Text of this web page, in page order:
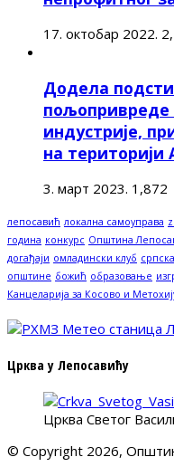
17. октобар 2022.
Додела
пољопривреде
индустрије,
на територији
3. март 2023. 1,872
лепосавић локална самоуправа
година конкурс Општина
догађаји омладински клуб
општине божић образовање
Канцеларија за Косово и
Црква у Лепосавићу
Црква Светог
© Copyright 2026,